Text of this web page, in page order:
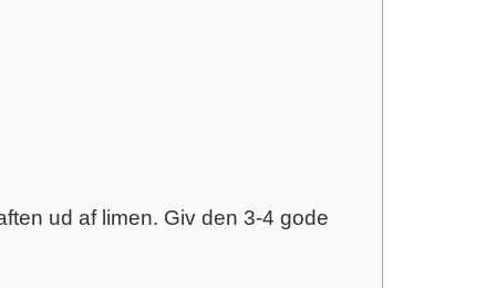
ud af limen. Giv den 3-4 gode